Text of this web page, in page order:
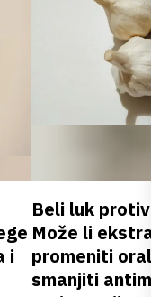
i
Beli luk
Može li
promeniti
smanjiti